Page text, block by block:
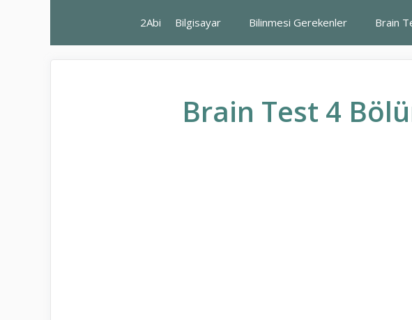
2Abi Bilgisayar Bilinmesi Gerekenler Brain
Brain Test 4